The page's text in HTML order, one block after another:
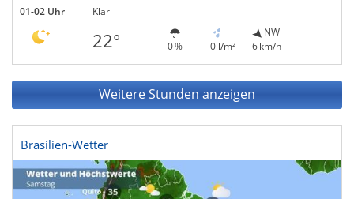
01-02 Uhr Klar
22° 0 % 0 l/m²
NW
6 km/h
Weitere Stunden anzeigen
Brasilien-Wetter